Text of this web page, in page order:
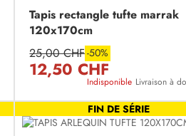
Tapis rectangle tufte marrak
120x170cm
25,00 CHF-50%
12,50 CHF
Indisponible Livraison à
FIN DE SÉRIE